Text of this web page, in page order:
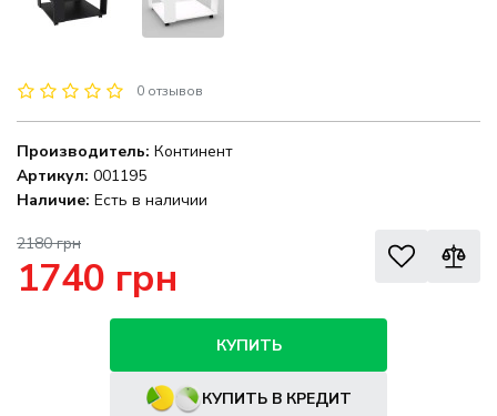
0 отзывов
Производитель: Континент
Артикул: 001195
Наличие: Есть в наличии
2180 грн
1740 грн
КУПИТЬ
КУПИТЬ В КРЕДИТ